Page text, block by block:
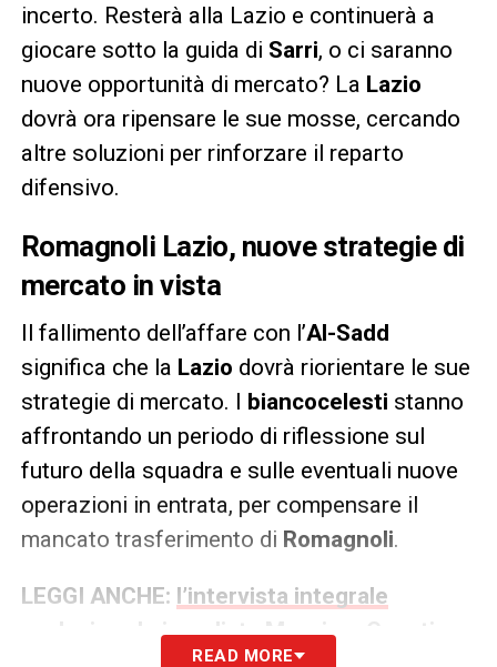
incerto. Resterà alla Lazio e continuerà a
giocare sotto la guida di Sarri, o ci saranno
nuove opportunità di mercato? La Lazio
dovrà ora ripensare le sue mosse, cercando
altre soluzioni per rinforzare il reparto
difensivo.
Romagnoli Lazio, nuove strategie di
mercato in vista
Il fallimento dell’affare con l’Al-Sadd
significa che la Lazio dovrà riorientare le sue
strategie di mercato. I biancocelesti stanno
affrontando un periodo di riflessione sul
futuro della squadra e sulle eventuali nuove
operazioni in entrata, per compensare il
mancato trasferimento di Romagnoli.
LEGGI ANCHE: l’intervista integrale
esclusiva al giornalista Massimo Caputi
READ MORE